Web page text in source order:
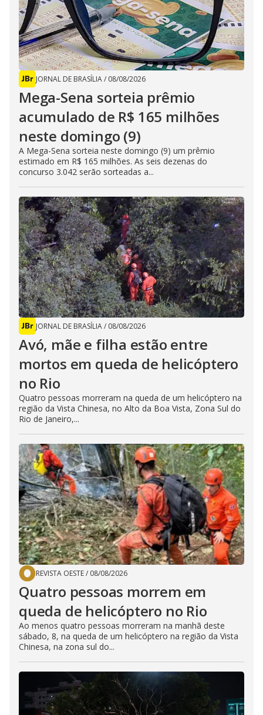
JORNAL DE BRASÍLIA/ 08/08/2026
Mega-Sena sorteia prêmio
acumulado de R$ 165 milhões
neste domingo (9)
A Mega-Sena sorteia neste domingo (9) um prêmio
estimado em R$ 165 milhões. As seis dezenas do
concurso 3.042 serão sorteadas a...
JORNAL DE BRASÍLIA/ 08/08/2026
Avó, mãe e filha estão entre
mortos em queda de helicóptero
no Rio
Quatro pessoas morreram na queda de um helicóptero na
região da Vista Chinesa, no Alto da Boa Vista, Zona Sul do
Rio de Janeiro,...
REVISTA OESTE/ 08/08/2026
Quatro pessoas morrem em
queda de helicóptero no Rio
Ao menos quatro pessoas morreram na manhã deste
sábado, 8, na queda de um helicóptero na região da Vista
Chinesa, na zona sul do...